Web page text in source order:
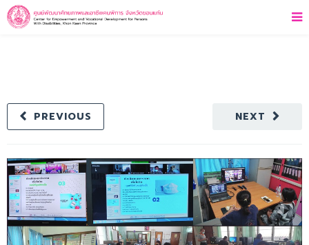
NEXT
PREVIOUS